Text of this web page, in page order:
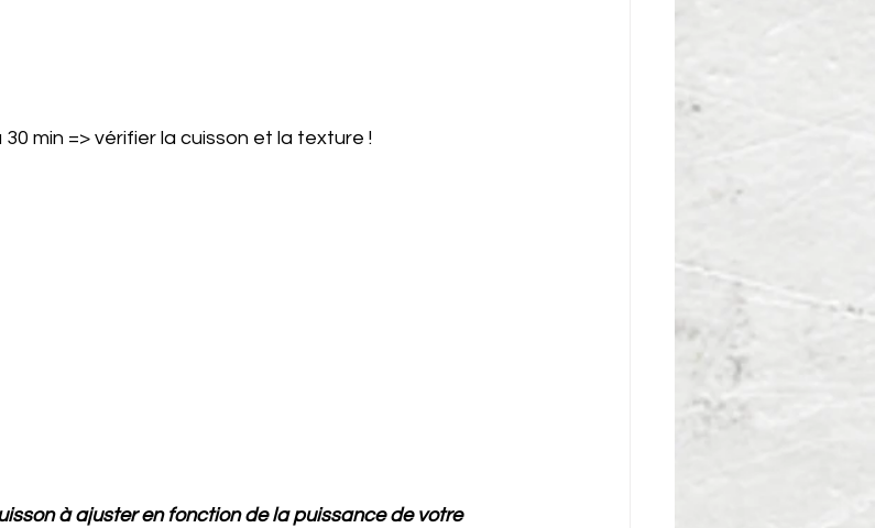
30 min => vérifier la cuisson et la texture !
à ajuster en fonction de la puissance de votre